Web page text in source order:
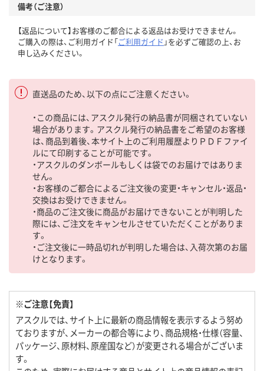
備考（ご注意）
【返品について】お客様のご都合による返品はお受けできません。
ご購入の際は、ご利用ガイド「ご利用ガイド 」を必ずご確認の上、お
申し込みください。
直送品のため、以下の点にご注意ください。
・この商品には、アスクル発行の納品書が同梱されていない
場合があります。アスクル発行の納品書をご希望のお客様
は、商品到着後、本サイト上のご利用履歴よりＰＤＦファイ
ルにて印刷することが可能です。
・アスクルのダンボールもしくは袋でのお届けではありま
せん。
・お客様のご都合によるご注文後の変更・キャンセル・返品・
交換はお受けできません。
・商品のご注文後に商品がお届けできないことが判明した
際には、ご注文をキャンセルさせていただくことがありま
す。
・ご注文後に一時品切れが判明した場合は、入荷次第のお届
けとなります。
※ご注意【免責】
アスクルでは、サイト上に最新の商品情報を表示するよう努め
ておりますが、メーカーの都合等により、商品規格・仕様（容量、
パッケージ、原材料、原産国など）が変更される場合がございま
す。